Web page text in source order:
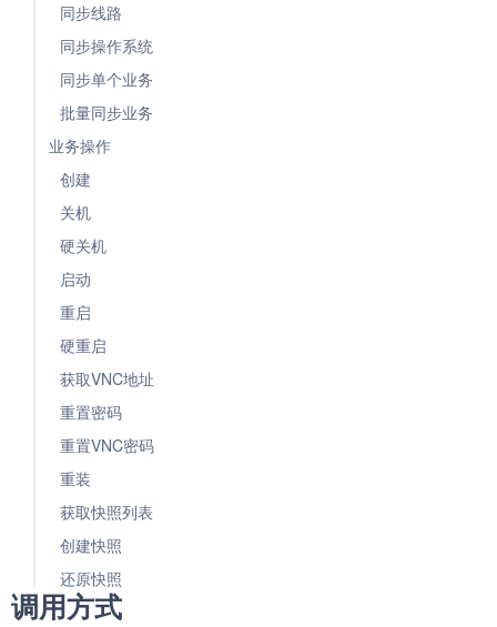
同步线路
同步操作系统
同步单个业务
批量同步业务
业务操作
创建
关机
硬关机
启动
重启
硬重启
获取VNC地址
重置密码
重置VNC密码
重装
获取快照列表
创建快照
还原快照
续费快照
调用方式